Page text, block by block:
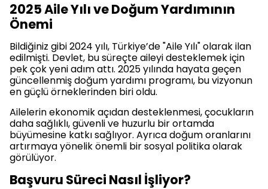
2025 Aile Yılı ve Doğum Yardımının
Önemi
Bildiğiniz gibi 2024 yılı, Türkiye’de "Aile Yılı" olarak ilan
edilmişti. Devlet, bu süreçte aileyi desteklemek için
pek çok yeni adım attı. 2025 yılında hayata geçen
güncellenmiş doğum yardımı programı, bu vizyonun
en güçlü örneklerinden biri oldu.
Ailelerin ekonomik açıdan desteklenmesi, çocukların
daha sağlıklı, güvenli ve huzurlu bir ortamda
büyümesine katkı sağlıyor. Ayrıca doğum oranlarını
artırmaya yönelik önemli bir sosyal politika olarak
görülüyor.
Başvuru Süreci Nasıl İşliyor?